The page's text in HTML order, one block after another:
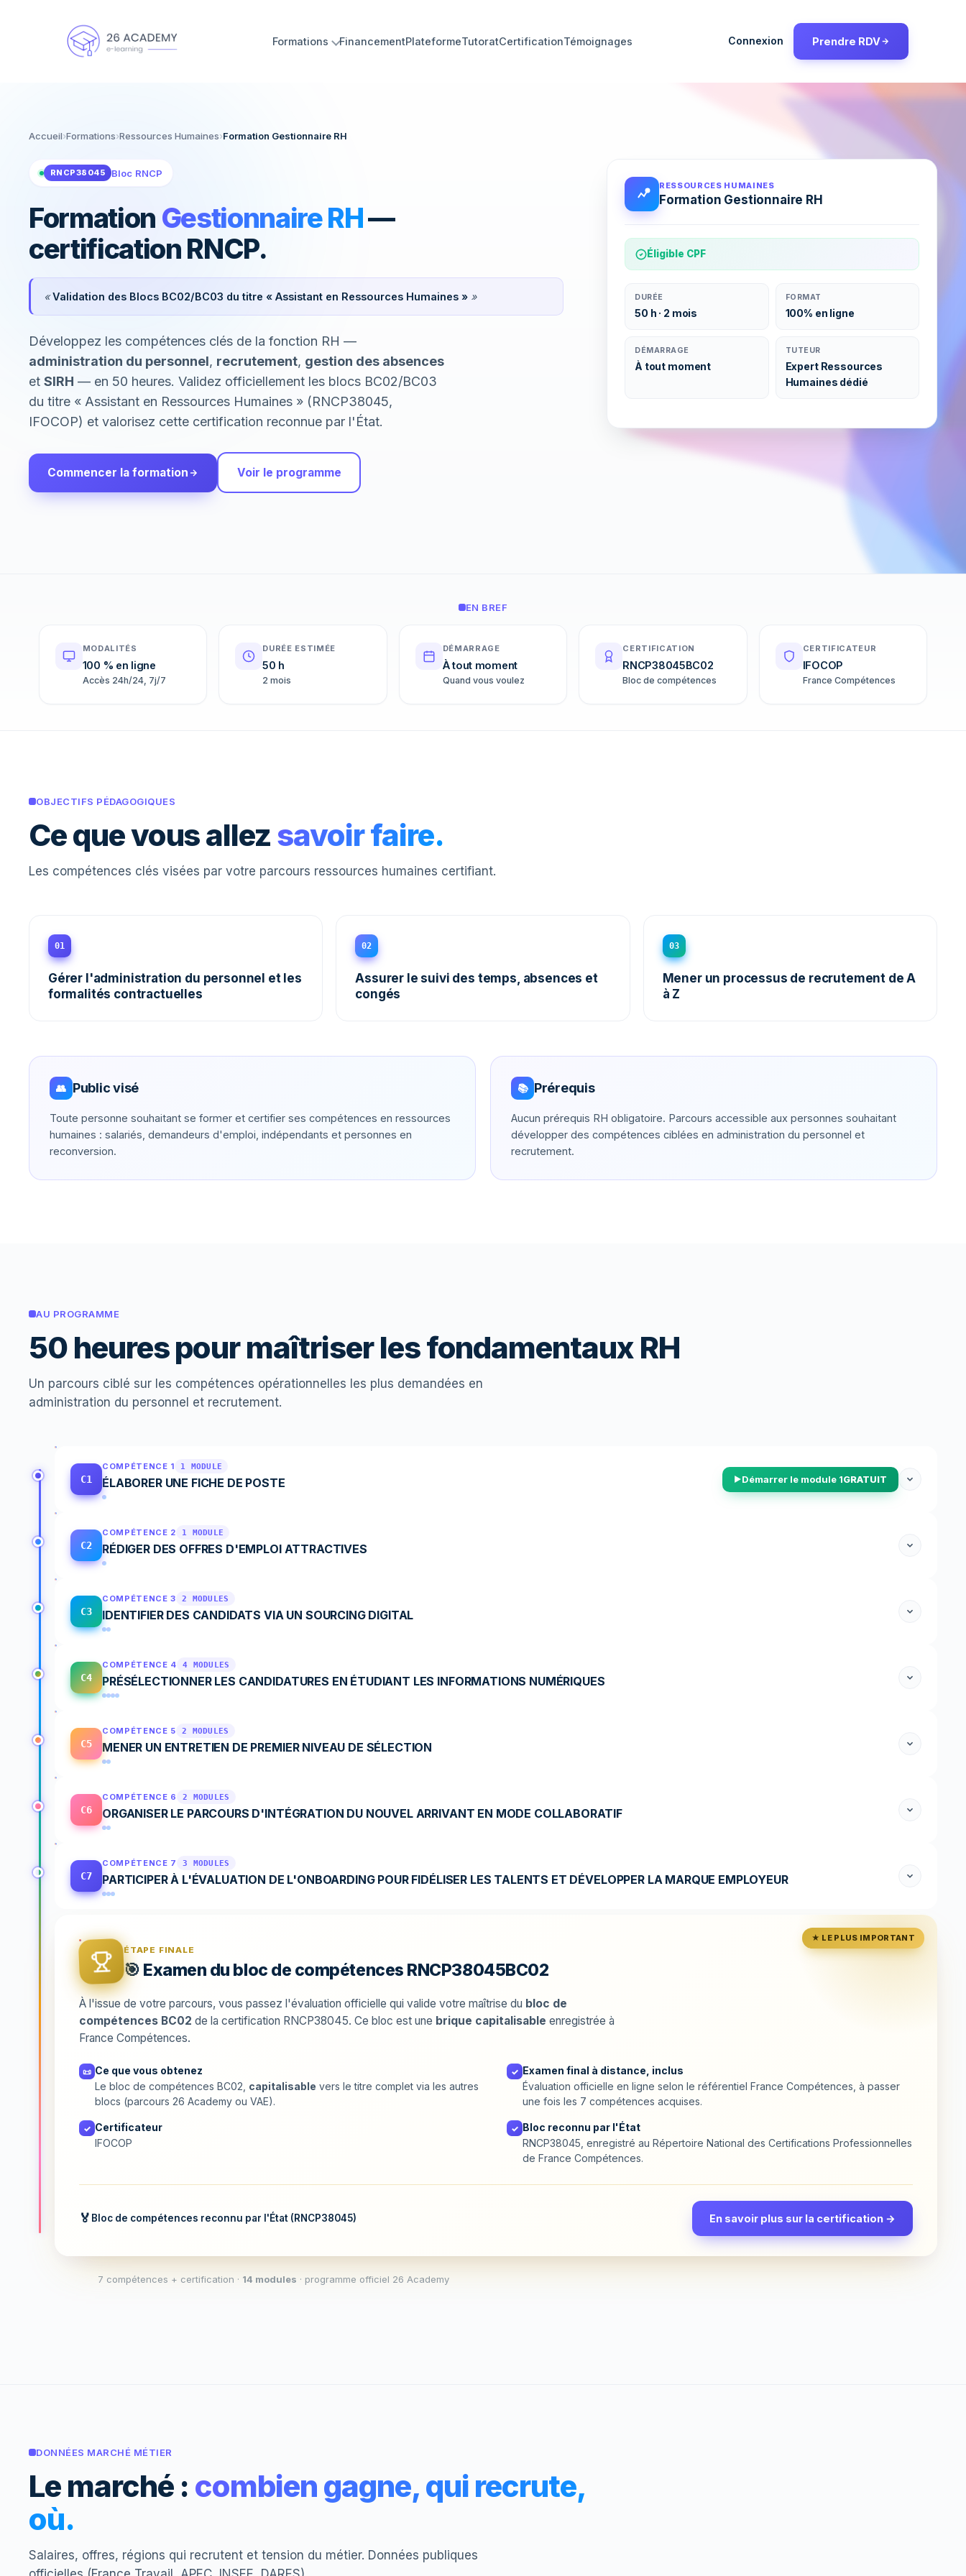
Formations FinancementPlateformeTutoratCertificationTémoignages Connexion Prendre RDV
Accueil›Formations›Ressources Humaines›Formation Gestionnaire RH
RNCP38045 Bloc RNCP
Formation Gestionnaire RH—
certification RNCP.
«Validation des Blocs BC02/BC03 du titre « Assistant en Ressources Humaines » »
Développez les compétences clés de la fonction RH —
administration du personnel, recrutement, gestion des absences
et SIRH — en 50 heures. Validez officiellement les blocs BC02/BC03
du titre « Assistant en Ressources Humaines » (RNCP38045,
IFOCOP) et valorisez cette certification reconnue par l'État.
Commencer la formation Voir le programme
RESSOURCES HUMAINES
Formation Gestionnaire RH
Éligible CPF
DURÉE
50 h · 2 mois
FORMAT
100% en ligne
DÉMARRAGE
À tout moment
TUTEUR
Expert Ressources
Humaines dédié
EN BREF
MODALITÉS
100 % en ligne
Accès 24h/24, 7j/7
DURÉE ESTIMÉE
50 h
2 mois
DÉMARRAGE
À tout moment
Quand vous voulez
CERTIFICATION
RNCP38045BC02
Bloc de compétences
CERTIFICATEUR
IFOCOP
France Compétences
OBJECTIFS PÉDAGOGIQUES
Ce que vous allezsavoir faire.
Les compétences clés visées par votre parcours ressources humaines certifiant.
01
Gérer l'administration du personnel et les
formalités contractuelles
02
Assurer le suivi des temps, absences et
congés
03
Mener un processus de recrutement de A
à Z
👥 Public visé
Toute personne souhaitant se former et certifier ses compétences en ressources
humaines : salariés, demandeurs d'emploi, indépendants et personnes en
reconversion.
📚 Prérequis
Aucun prérequis RH obligatoire. Parcours accessible aux personnes souhaitant
développer des compétences ciblées en administration du personnel et
recrutement.
AU PROGRAMME
50 heures pour maîtriser les fondamentaux RH
Un parcours ciblé sur les compétences opérationnelles les plus demandées en
administration du personnel et recrutement.
C1
COMPÉTENCE 1 1 MODULE
ÉLABORER UNE FICHE DE POSTE ▶Démarrer le module 1GRATUIT
C2
COMPÉTENCE 2 1 MODULE
RÉDIGER DES OFFRES D'EMPLOI ATTRACTIVES
C3
COMPÉTENCE 3 2 MODULES
IDENTIFIER DES CANDIDATS VIA UN SOURCING DIGITAL
C4
COMPÉTENCE 4 4 MODULES
PRÉSÉLECTIONNER LES CANDIDATURES EN ÉTUDIANT LES INFORMATIONS NUMÉRIQUES
C5
COMPÉTENCE 5 2 MODULES
MENER UN ENTRETIEN DE PREMIER NIVEAU DE SÉLECTION
C6
COMPÉTENCE 6 2 MODULES
ORGANISER LE PARCOURS D'INTÉGRATION DU NOUVEL ARRIVANT EN MODE COLLABORATIF
C7
COMPÉTENCE 7 3 MODULES
PARTICIPER À L'ÉVALUATION DE L'ONBOARDING POUR FIDÉLISER LES TALENTS ET DÉVELOPPER LA MARQUE EMPLOYEUR
★ LE PLUS IMPORTANT
ÉTAPE FINALE
🎯 Examen du bloc de compétences RNCP38045BC02
À l'issue de votre parcours, vous passez l'évaluation officielle qui valide votre maîtrise du bloc de
compétences BC02 de la certification RNCP38045. Ce bloc est une brique capitalisable enregistrée à
France Compétences.
📜 Ce que vous obtenez
Le bloc de compétences BC02, capitalisable vers le titre complet via les autres
blocs (parcours 26 Academy ou VAE).
✓ Examen final à distance, inclus
Évaluation officielle en ligne selon le référentiel France Compétences, à passer
une fois les 7 compétences acquises.
✓ Certificateur
IFOCOP
✓ Bloc reconnu par l'État
RNCP38045, enregistré au Répertoire National des Certifications Professionnelles
de France Compétences.
Bloc de compétences reconnu par l'État (RNCP38045) En savoir plus sur la certification →
7 compétences + certification · 14 modules · programme officiel 26 Academy
DONNÉES MARCHÉ MÉTIER
Le marché : combien gagne, qui recrute,
où.
Salaires, offres, régions qui recrutent et tension du métier. Données publiques